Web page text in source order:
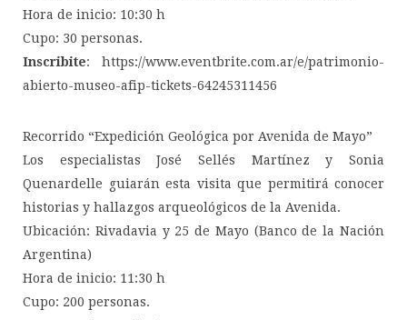
Hora de inicio: 10:30 h
Cupo: 30 personas.
Inscribite: https://www.eventbrite.com.ar/e/patrimonio-
abierto-museo-afip-tickets-64245311456
Recorrido “Expedición Geológica por Avenida de Mayo”
Los especialistas José Sellés Martínez y Sonia
Quenardelle guiarán esta visita que permitirá conocer
historias y hallazgos arqueológicos de la Avenida.
Ubicación: Rivadavia y 25 de Mayo (Banco de la Nación
Argentina)
Hora de inicio: 11:30 h
Cupo: 200 personas.